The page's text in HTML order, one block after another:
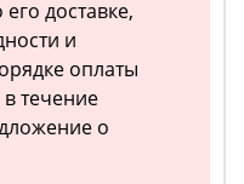
доставке,
и
оплаты
течение
о